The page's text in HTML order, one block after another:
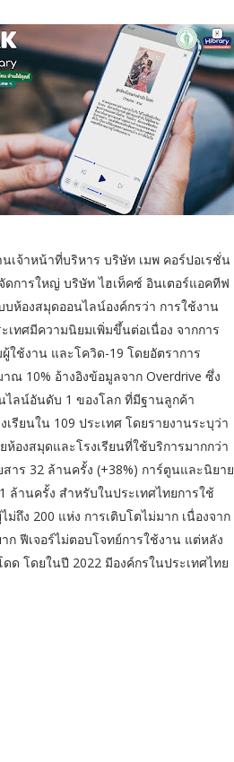
เจ้าหน้าที่บริหาร บริษัท เมพ คอร์ปอเรชั่น
การใหญ่ บริษัท ไฮเท็คซ์ อินเตอร์แอคทีฟ
บห้องสมุดออนไลน์องค์กรว่า การใช้งาน
ทศมีความนิยมเพิ่มขึ้นต่อเนื่อง จากการ
ช้งาน และโควิด-19 โดยอัตราการ
ณ 10% อ้างอิงข้อมูลจาก Overdrive ซึ่ง
ไลน์อันดับ 1 ของโลก ที่มีฐานลูกค้า
รียนใน 109 ประเทศ โดยรายงานระบุว่า
ห้องสมุดและโรงเรียนที่ใช้บริการมากกว่า
าร 32 ล้านครั้ง (+38%) การ์ตูนและนิยาย
ล้านครั้ง สำหรับในประเทศไทยการใช้
ง 200 แห่ง การเติบโตไม่มาก เนื่องจาก
ฟีเจอร์ไม่ตอบโจทย์การใช้งาน แต่หลัง
โดยในปี 2022 มีองค์กรในประเทศไทย